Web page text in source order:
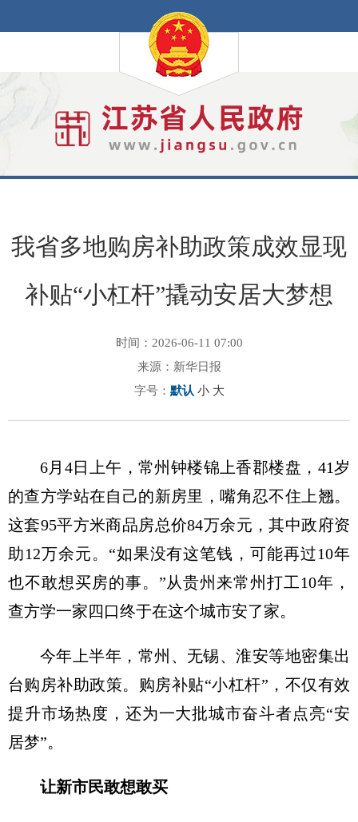
我省多地购房补助政策成效显现
补贴“小杠杆”撬动安居大梦想
时间：2026-06-11 07:00
来源：新华日报
字号： 默认 小 大
6月4日上午，常州钟楼锦上香郡楼盘，41岁
的查方学站在自己的新房里，嘴角忍不住上翘。
这套95平方米商品房总价84万余元，其中政府资
助12万余元。“如果没有这笔钱，可能再过10年
也不敢想买房的事。”从贵州来常州打工10年，
查方学一家四口终于在这个城市安了家。
今年上半年，常州、无锡、淮安等地密集出
台购房补助政策。购房补贴“小杠杆”，不仅有效
提升市场热度，还为一大批城市奋斗者点亮“安
居梦”。
让新市民敢想敢买